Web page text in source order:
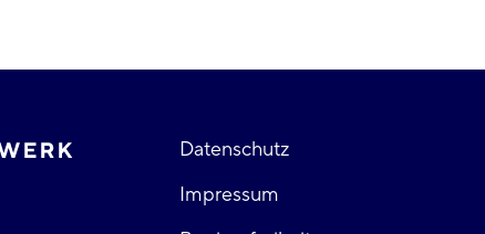
Fußzeile
links
Datenschutz
Impressum